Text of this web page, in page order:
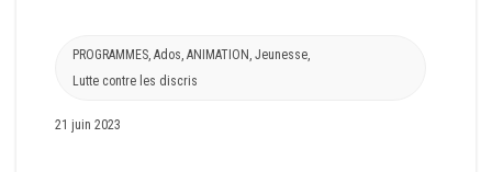
PROGRAMMES, Ados, ANIMATION , Jeunesse,
Lutte contre les discris
21 juin 2023